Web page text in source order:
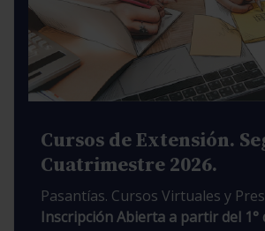
Cursos de Extensión.
Cuatrimestre 2026.
Pasantías. Cursos Virtuales y
Inscripción Abierta a partir del 1°